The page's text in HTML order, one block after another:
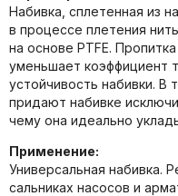
Набивка, сплетенная из
в процессе плетения
на основе PTFE.
уменьшает коэффициент
устойчивость набивки. В
придают набивке
чему она идеально
Применение:
Универсальная набивка.
сальниках насосов и